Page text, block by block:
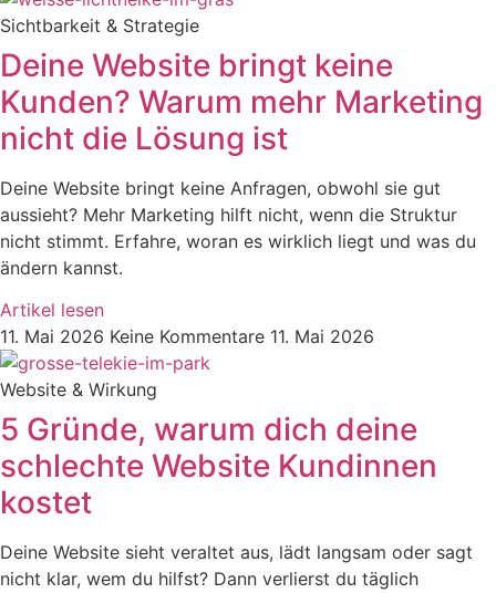
Sichtbarkeit & Strategie
Deine Website bringt keine
Kunden? Warum mehr Marketing
nicht die Lösung ist
Deine Website bringt keine Anfragen, obwohl sie gut
aussieht? Mehr Marketing hilft nicht, wenn die Struktur
nicht stimmt. Erfahre, woran es wirklich liegt und was du
ändern kannst.
Artikel lesen
11. Mai 2026 Keine Kommentare 11. Mai 2026
Website & Wirkung
5 Gründe, warum dich deine
schlechte Website Kundinnen
kostet
Deine Website sieht veraltet aus, lädt langsam oder sagt
nicht klar, wem du hilfst? Dann verlierst du täglich